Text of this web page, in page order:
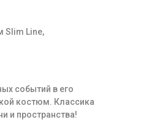
Slim Line,
событий в его
костюм. Классика
и пространства!